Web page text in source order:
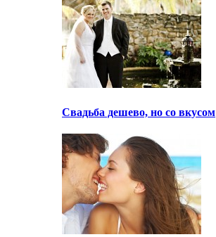
Свадьба дешево, но со вкусом